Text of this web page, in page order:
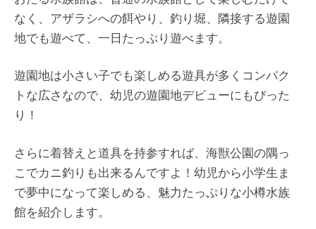
なく、アザラシへの餌やり、釣り堀、隣接する遊園
地でも遊べて、一日たっぷり遊べます。
遊園地は小さい子でも楽しめる遊具が多くコンパク
トな広さなので、幼児の遊園地デビューにもぴった
り！
さらに着替えと道具を持参すれば、海獣公園の隅っ
こでカニ釣りも出来るんですよ！幼児から小学生ま
で夢中になって楽しめる、魅力たっぷりな小樽水族
館を紹介します。